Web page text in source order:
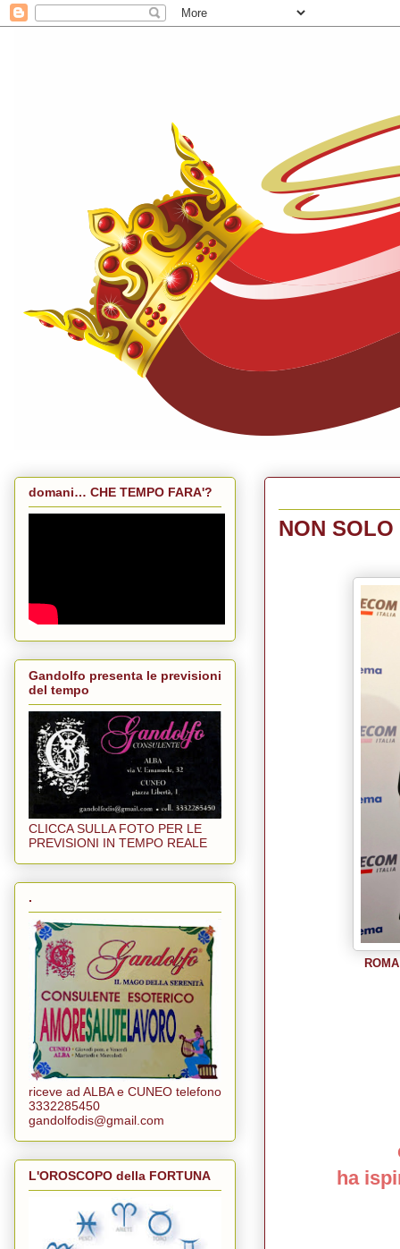
NON
ha
domani… CHE TEMPO FARA'?
Gandolfo presenta le previsioni
del tempo
CLICCA SULLA FOTO PER LE
PREVISIONI IN TEMPO REALE
.
riceve ad ALBA e CUNEO telefono
3332285450
gandolfodis@gmail.com
L'OROSCOPO della FORTUNA